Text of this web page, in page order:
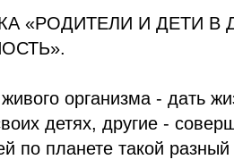
«РОДИТЕЛИ И ДЕТИ
организма - дать
детях, другие -
по планете такой